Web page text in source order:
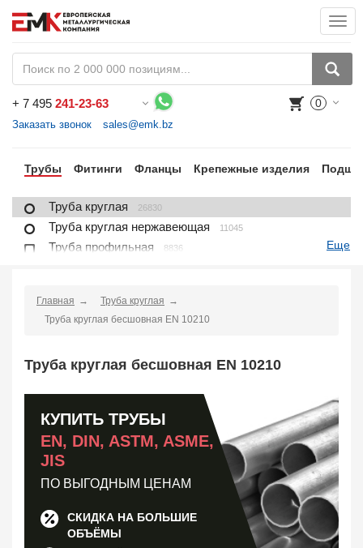
+ 7 495 241-23-63
Заказать звонок sales@emk.bz
0
Трубы Фитинги Фланцы Крепежные изделия
Труба круглая 26830
Труба круглая нержавеющая 11045
Труба профильная 8836
Труба футерованная
Труба в изоляции
Труба оребренная 1
Еще
Главная
Труба круглая
Труба круглая бесшовная EN 10210
Труба круглая бесшовная EN 10210
КУПИТЬ ТРУБЫ
EN, DIN, ASTM, ASME,
JIS
ПО ВЫГОДНЫМ ЦЕНАМ
СКИДКА НА БОЛЬШИЕ
ОБЪЁМЫ